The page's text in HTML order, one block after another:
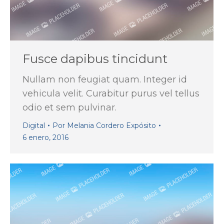
Fusce dapibus tincidunt
Nullam non feugiat quam. Integer id
vehicula velit. Curabitur purus vel tellus
odio et sem pulvinar.
Digital Por Melania Cordero Expósito
6 enero, 2016